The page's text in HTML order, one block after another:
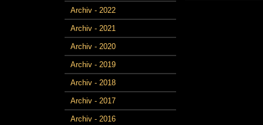
Archiv - 2022
Archiv - 2021
Archiv - 2020
Archiv - 2019
Archiv - 2018
Archiv - 2017
Archiv - 2016